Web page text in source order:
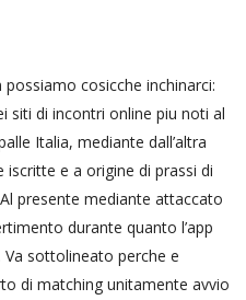
cosicche inchinarci:
siti di incontri online piu noti al
Italia, mediante dall’altra
e a origine di prassi di
presente mediante attaccato
durante quanto l’app
sottolineato perche e
di matching unitamente avvio